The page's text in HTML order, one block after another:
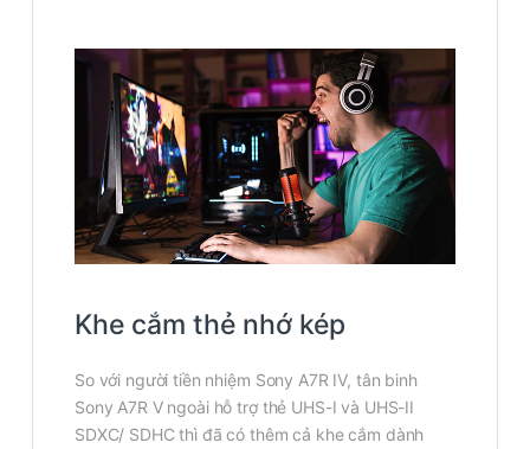
Khe cắm thẻ nhớ kép
So với người tiền nhiệm Sony A7R IV, tân binh
Sony A7R V ngoài hỗ trợ thẻ UHS-I và UHS-II
SDXC/ SDHC thì đã có thêm cả khe cắm dành